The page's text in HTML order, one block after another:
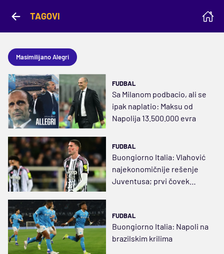
TAGOVI
Masimilijano Alegri
FUDBAL
Sa Milanom podbacio, ali se
ipak naplatio: Maksu od
Napolija 13.500.000 evra
FUDBAL
Buongiorno Italia: Vlahović
najekonomičnije rešenje
Juventusa; prvi čovek
FUDBAL
Buongiorno Italia: Napoli na
brazilskim krilima